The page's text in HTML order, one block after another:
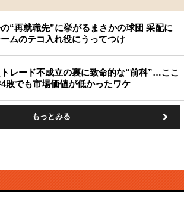
“再就職先”に挙がるまさかの球団 采配に
ムのテコ入れ役にうってつけ
レード不成立の裏に致命的な“前科”…ここ
4敗でも市場価値が低かったワケ
もっとみる